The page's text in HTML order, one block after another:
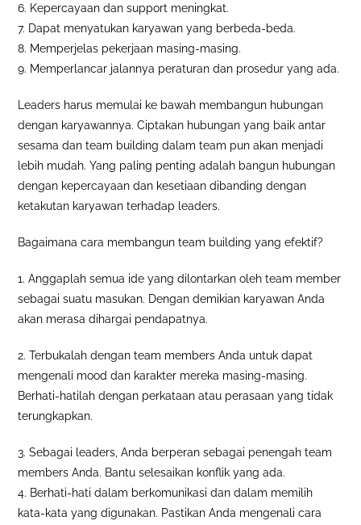
6. Kepercayaan dan support meningkat.
7. Dapat menyatukan karyawan yang berbeda-beda.
8. Memperjelas pekerjaan masing-masing.
9. Memperlancar jalannya peraturan dan prosedur yang ada.
Leaders harus memulai ke bawah membangun hubungan
dengan karyawannya. Ciptakan hubungan yang baik antar
sesama dan team building dalam team pun akan menjadi
lebih mudah. Yang paling penting adalah bangun hubungan
dengan kepercayaan dan kesetiaan dibanding dengan
ketakutan karyawan terhadap leaders.
Bagaimana cara membangun team building yang efektif?
1. Anggaplah semua ide yang dilontarkan oleh team member
sebagai suatu masukan. Dengan demikian karyawan Anda
akan merasa dihargai pendapatnya.
2. Terbukalah dengan team members Anda untuk dapat
mengenali mood dan karakter mereka masing-masing.
Berhati-hatilah dengan perkataan atau perasaan yang tidak
terungkapkan.
3. Sebagai leaders, Anda berperan sebagai penengah team
members Anda. Bantu selesaikan konflik yang ada.
4. Berhati-hati dalam berkomunikasi dan dalam memilih
kata-kata yang digunakan. Pastikan Anda mengenali cara